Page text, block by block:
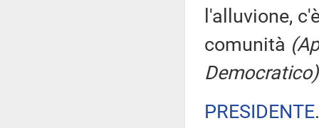
l'alluvione,
comunità
Democratico)
PRESIDENTE